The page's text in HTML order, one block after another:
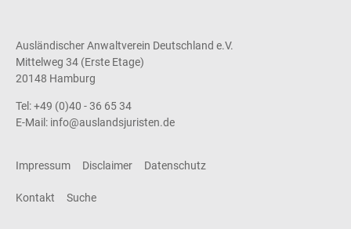
Ausländischer Anwaltverein Deutschland e.V.
Mittelweg 34 (Erste Etage)
20148 Hamburg
Tel: +49 (0)40 - 36 65 34
E-Mail: info@auslandsjuristen.de
Impressum Disclaimer Datenschutz
Kontakt Suche